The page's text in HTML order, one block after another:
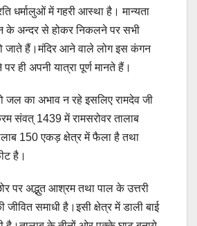
धर्मालुओं में गहरी आस्था है। मान्यता
अन्दर से होकर निकलने पर सभी
जाते हैं।मंदिर आने वाले लोग इस कंगन
ही अपनी यात्रा पूर्ण मानते हैं।
जल का अभाव न रहे इसलिए रामदेव जी
संवत् 1439 में रामसरोवर तालाब
150 एकड़ क्षेत्र में फैला है तथा
है।
पर अद्भुत आश्रम तथा पाल के उत्तरी
जीवित समाधी है।इसी क्षेत्र में डाली बाई